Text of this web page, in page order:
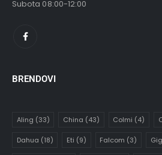
Subota 08:00-12:00
BRENDOVI
Aling (33) China (43) Colmi (4)
Dahua (18) Eti (9) Falcom (3)